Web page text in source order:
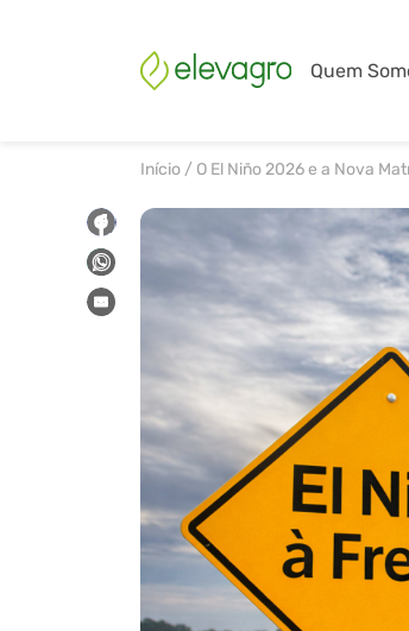
Quem
Início / O El Niño 2026 e a Nova